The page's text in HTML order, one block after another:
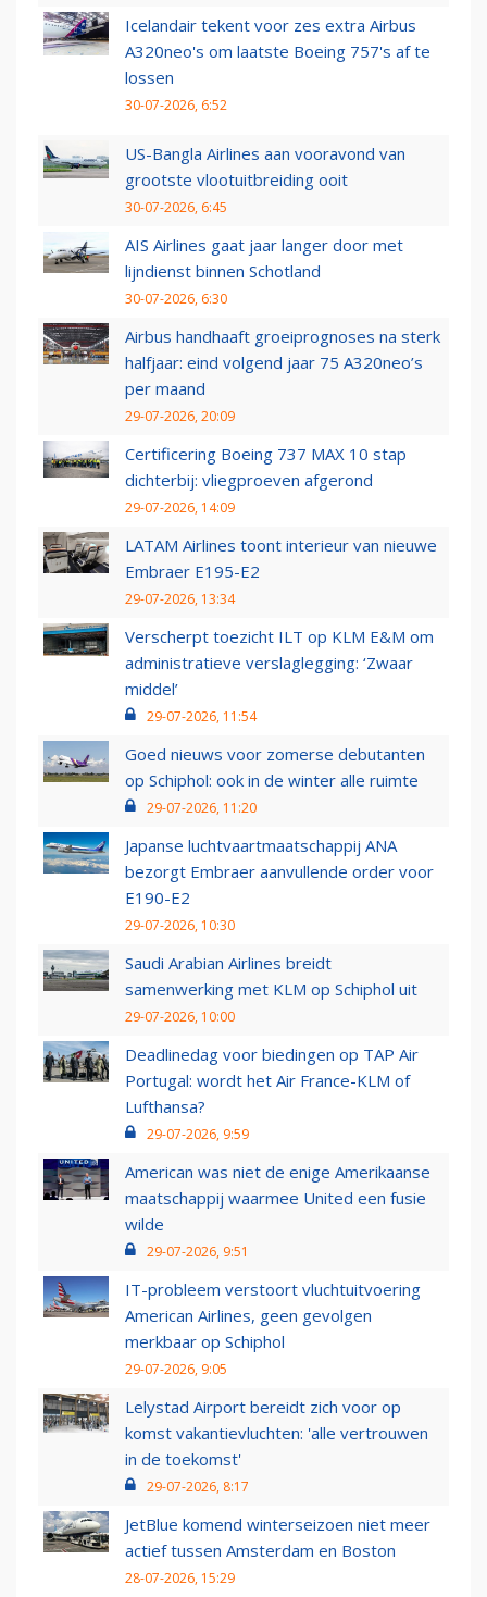
Icelandair tekent voor zes extra Airbus
A320neo's om laatste Boeing 757's af te
lossen
30-07-2026, 6:52
US-Bangla Airlines aan vooravond van
grootste vlootuitbreiding ooit
30-07-2026, 6:45
AIS Airlines gaat jaar langer door met
lijndienst binnen Schotland
30-07-2026, 6:30
Airbus handhaaft groeiprognoses na sterk
halfjaar: eind volgend jaar 75 A320neo’s
per maand
29-07-2026, 20:09
Certificering Boeing 737 MAX 10 stap
dichterbij: vliegproeven afgerond
29-07-2026, 14:09
LATAM Airlines toont interieur van nieuwe
Embraer E195-E2
29-07-2026, 13:34
Verscherpt toezicht ILT op KLM E&M om
administratieve verslaglegging: ‘Zwaar
middel’
29-07-2026, 11:54
Goed nieuws voor zomerse debutanten
op Schiphol: ook in de winter alle ruimte
29-07-2026, 11:20
Japanse luchtvaartmaatschappij ANA
bezorgt Embraer aanvullende order voor
E190-E2
29-07-2026, 10:30
Saudi Arabian Airlines breidt
samenwerking met KLM op Schiphol uit
29-07-2026, 10:00
Deadlinedag voor biedingen op TAP Air
Portugal: wordt het Air France-KLM of
Lufthansa?
29-07-2026, 9:59
American was niet de enige Amerikaanse
maatschappij waarmee United een fusie
wilde
29-07-2026, 9:51
IT-probleem verstoort vluchtuitvoering
American Airlines, geen gevolgen
merkbaar op Schiphol
29-07-2026, 9:05
Lelystad Airport bereidt zich voor op
komst vakantievluchten: 'alle vertrouwen
in de toekomst'
29-07-2026, 8:17
JetBlue komend winterseizoen niet meer
actief tussen Amsterdam en Boston
28-07-2026, 15:29